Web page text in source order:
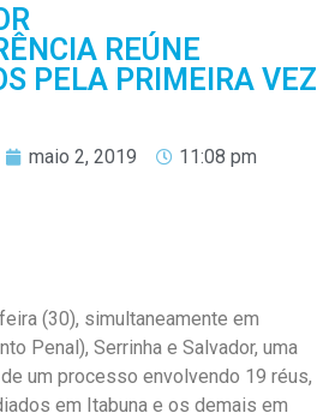
REÚNE
PELA PRIMEIRA VEZ
maio 2, 2019 11:08 pm
(30), simultaneamente em
Penal), Serrinha e Salvador, uma
um processo envolvendo 19 réus,
em Itabuna e os demais em